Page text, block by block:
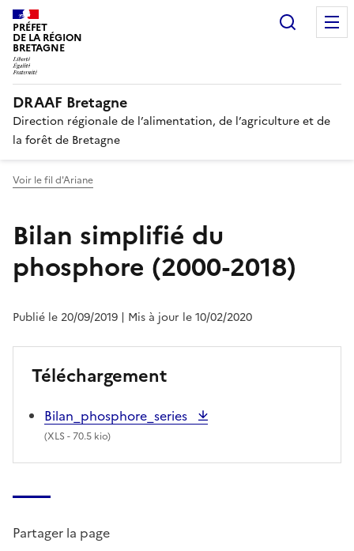
PRÉFET
DE LA RÉGION
BRETAGNE
DRAAF Bretagne
Direction régionale de l’alimentation, de l’agriculture et de
la forêt de Bretagne
Voir le fil d'Ariane
Bilan simplifié du
phosphore (2000-2018)
Publié le 20/09/2019 | Mis à jour le 10/02/2020
Téléchargement
Bilan_phosphore_series
(XLS - 70.5 kio)
Partager la page